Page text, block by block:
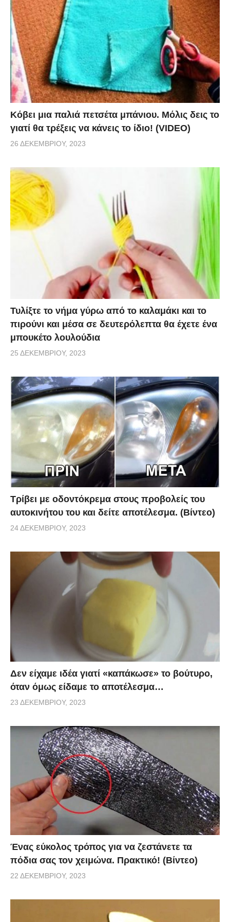
ζάχαρη. Στη συνέχεια βάλτε λίγο μέλι και
περισσότερο ζεστό νερό (αν χρειάζεται). Μόλις
κρυώσει το μείγμα, ρίξτε το στο μπουκάλι και είστε
έτοιμοι!
via
Κόβει μια παλιά πετσέτα μπάνιου. Μόλις δεις το
γιατί θα τρέξεις να κάνεις το ίδιο! (VIDEO)
26 ΔΕΚΕΜΒΡΊΟΥ, 2023
Τυλίξτε το νήμα γύρω από το καλαμάκι και το
πιρούνι και μέσα σε δευτερόλεπτα θα έχετε ένα
μπουκέτο λουλούδια
25 ΔΕΚΕΜΒΡΊΟΥ, 2023
Τρίβει με οδοντόκρεμα στους προβολείς του
αυτοκινήτου του και δείτε αποτέλεσμα. (Βίντεο)
24 ΔΕΚΕΜΒΡΊΟΥ, 2023
Δεν είχαμε ιδέα γιατί «καπάκωσε» το βούτυρο,
όταν όμως είδαμε το αποτέλεσμα…
23 ΔΕΚΕΜΒΡΊΟΥ, 2023
Ένας εύκολος τρόπος για να ζεστάνετε τα
πόδια σας τον χειμώνα. Πρακτικό! (Βίντεο)
22 ΔΕΚΕΜΒΡΊΟΥ, 2023